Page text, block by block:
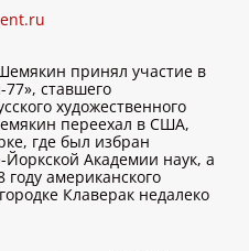
принял участие в
ставшего
художественного
переехал в США,
где был избран
Академии наук, а
американского
Клаверак недалеко